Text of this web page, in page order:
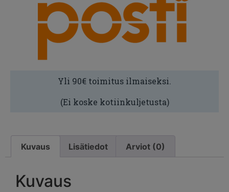
Yli 90€ toimitus ilmaiseksi.
(Ei koske kotiinkuljetusta)
Kuvaus Lisätiedot Arviot (0)
Kuvaus